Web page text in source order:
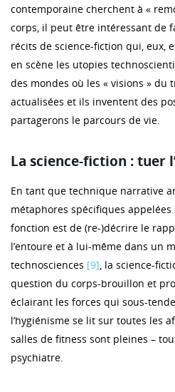
contemporaine cherchent à «
corps, il peut être intéressant de
récits de science-fiction qui, eux,
en scène les utopies
des mondes où les « visions » du
actualisées et ils inventent des
partagerons le parcours de vie.
La science-fiction : tuer
En tant que technique narrative
métaphores spécifiques
fonction est de (re-)décrire le
l’entoure et à lui-même dans un
technosciences [9], la science-
question du corps-brouillon et
éclairant les forces qui sous-
l’hygiénisme se lit sur toutes les
salles de fitness sont pleines –
psychiatre.